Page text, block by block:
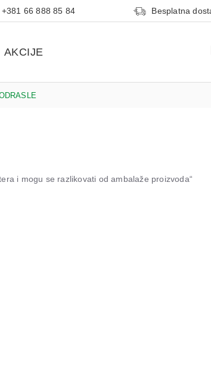
+381 66 888 85 84 Besplatna
AKCIJE
i mogu se razlikovati od ambalaže proizvoda“